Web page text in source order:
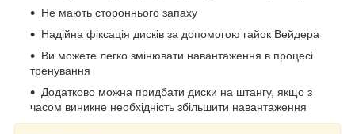
Не мають стороннього запаху
Надійна фіксація дисків за допомогою гайок Вейдера
Ви можете легко змінювати навантаження в процесі
тренування
Додатково можна придбати диски на штангу, якщо з
часом виникне необхідність збільшити навантаження